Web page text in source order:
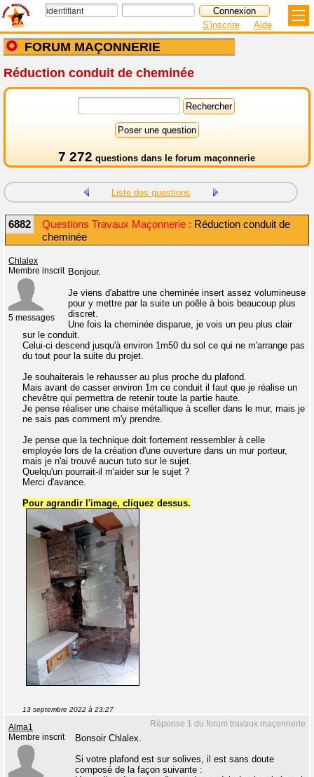
FORUM MAÇONNERIE
S'inscrire Aide
Réduction conduit de cheminée
7 272 questions dans le forum maçonnerie
Liste des questions
6882 Questions Travaux Maçonnerie : Réduction conduit de
cheminée
Chlalex
Membre inscrit
5 messages
Bonjour.
Je viens d'abattre une cheminée insert assez volumineuse
pour y mettre par la suite un poêle à bois beaucoup plus
discret.
Une fois la cheminée disparue, je vois un peu plus clair
sur le conduit.
Celui-ci descend jusqu'à environ 1m50 du sol ce qui ne m'arrange pas
du tout pour la suite du projet.
Je souhaiterais le rehausser au plus proche du plafond.
Mais avant de casser environ 1m ce conduit il faut que je réalise un
chevêtre qui permettra de retenir toute la partie haute.
Je pense réaliser une chaise métallique à sceller dans le mur, mais je
ne sais pas comment m'y prendre.
Je pense que la technique doit fortement ressembler à celle
employée lors de la création d'une ouverture dans un mur porteur,
mais je n'ai trouvé aucun tuto sur le sujet.
Quelqu'un pourrait-il m'aider sur le sujet ?
Merci d'avance.
Pour agrandir l'image, cliquez dessus.
13 septembre 2022 à 23:27
Réponse 1 du forum travaux maçonnerie
Alma1
Membre inscrit
Bonsoir Chlalex.
Si votre plafond est sur solives, il est sans doute
composé de la façon suivante :